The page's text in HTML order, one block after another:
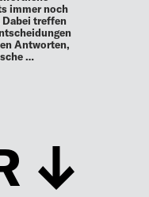
immer noch
treffen
Antworten,
…